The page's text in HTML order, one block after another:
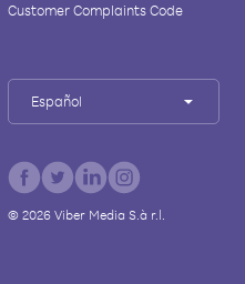
Customer Complaints Code
Español
© 2026Viber Media S.à r.l.